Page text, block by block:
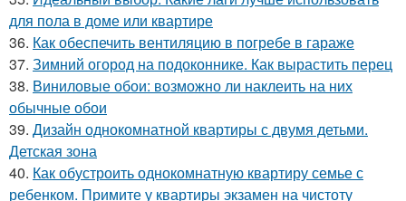
для пола в доме или квартире
36. Как обеспечить вентиляцию в погребе в гараже
37. Зимний огород на подоконнике. Как вырастить перец
38. Виниловые обои: возможно ли наклеить на них
обычные обои
39. Дизайн однокомнатной квартиры с двумя детьми.
Детская зона
40. Как обустроить однокомнатную квартиру семье с
ребенком. Примите у квартиры экзамен на чистоту